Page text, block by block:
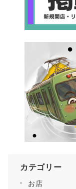
カテゴリー
お店